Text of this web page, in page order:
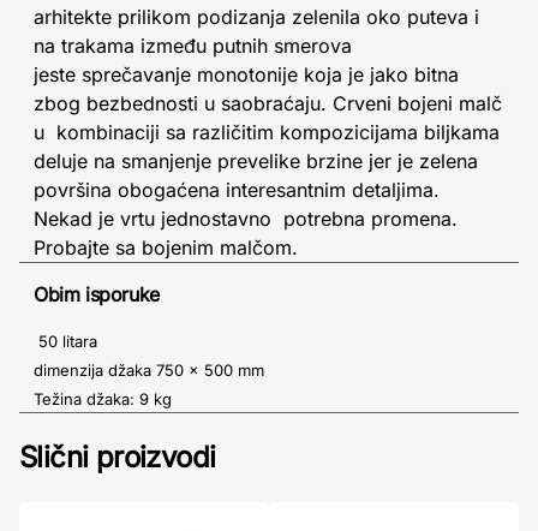
arhitekte prilikom podizanja zelenila oko puteva i
na trakama između putnih smerova
jeste sprečavanje monotonije koja je jako bitna
zbog bezbednosti u saobraćaju. Crveni bojeni malč
u kombinaciji sa različitim kompozicijama biljkama
deluje na smanjenje prevelike brzine jer je zelena
površina obogaćena interesantnim detaljima.
Nekad je vrtu jednostavno potrebna promena.
Probajte sa bojenim malčom.
Obim isporuke
50 litara
dimenzija džaka 750 x 500 mm
Težina džaka: 9 kg
Slični proizvodi